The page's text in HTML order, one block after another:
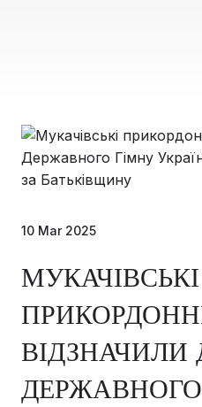
10 Mar 2025
МУКАЧІВСЬКІ
ВІДЗНАЧИЛИ